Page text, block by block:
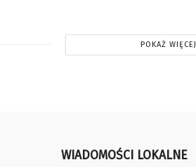
POKAŻ WIĘCEJ
WIADOMOŚCI LOKALNE